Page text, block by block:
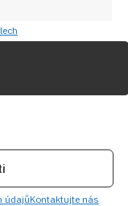
údajůKontaktujte nás